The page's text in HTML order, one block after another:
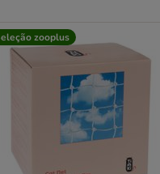
zooplus